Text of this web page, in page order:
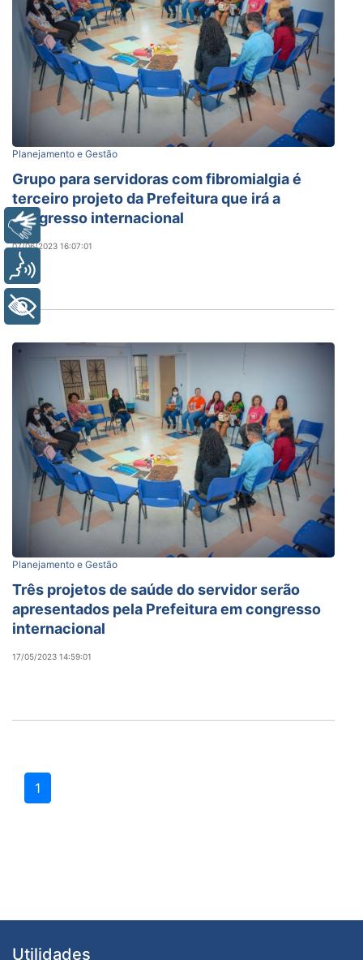
Planejamento e Gestão
Grupo para servidoras com fibromialgia é
terceiro projeto da Prefeitura que irá a
congresso internacional
07/06/2023 16:07:01
Planejamento e Gestão
Três projetos de saúde do servidor serão
apresentados pela Prefeitura em congresso
internacional
17/05/2023 14:59:01
1
Utilidades
Libras
+ Acessibilidade